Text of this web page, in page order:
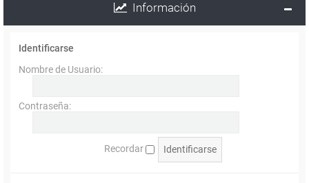
Información
Identificarse
Nombre de Usuario:
Contraseña:
Recordar